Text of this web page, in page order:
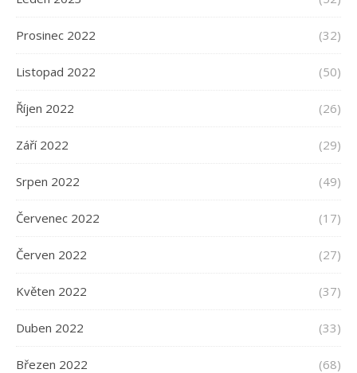
Prosinec 2022 (32)
Listopad 2022 (50)
Říjen 2022 (26)
Září 2022 (29)
Srpen 2022 (49)
Červenec 2022 (17)
Červen 2022 (27)
Květen 2022 (37)
Duben 2022 (33)
Březen 2022 (68)